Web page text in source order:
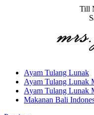
Till
Ayam Tulang Lunak
Ayam Tulang Lunak
Ayam Tulang Lunak
Makanan Bali